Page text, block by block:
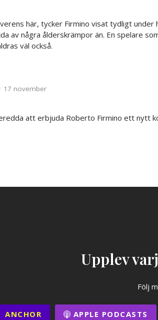
här, tycker Firmino visat tydligt
av några ålderskrämpor än. En spelare
väl också.
17 november
att erbjuda Roberto Firmino ett nytt
Upplev
Följ
ANCHOR APPLE PODCASTS